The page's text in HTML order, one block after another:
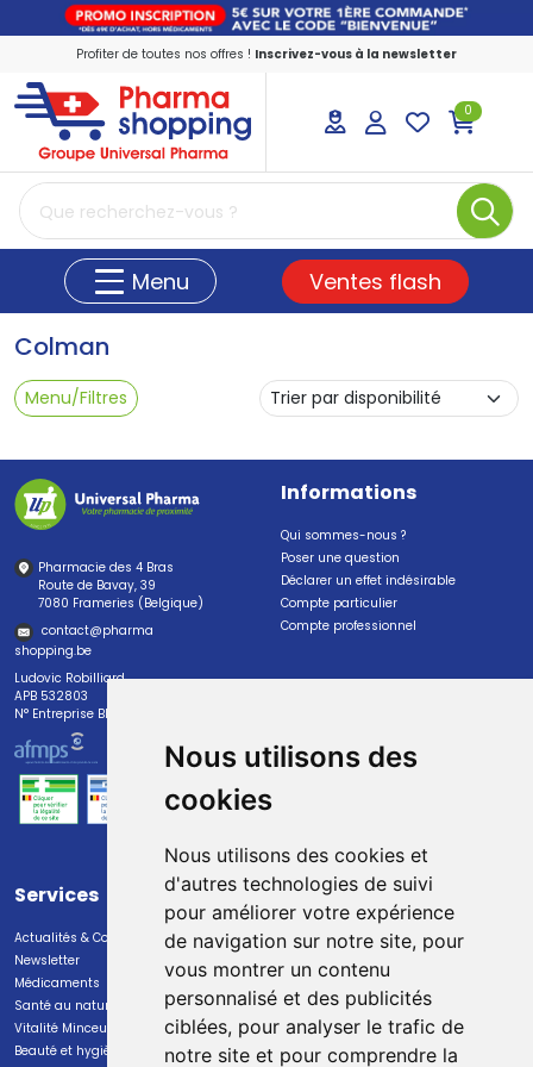
Nous utilisons des
cookies
Nous utilisons des cookies et
d'autres technologies de suivi
pour améliorer votre expérience
de navigation sur notre site, pour
vous montrer un contenu
personnalisé et des publicités
ciblées, pour analyser le trafic de
notre site et pour comprendre la
Profiter de toutes nos offres ! Inscrivez-vous à la newsletter
PharmaShopping Votre pharmacie en
0
Menu Ventes flash
Colman
Menu/Filtres
Pharmacie des 4 Bras
Route de Bavay, 39
7080 Frameries (Belgique)
contact@pharma
shopping.be
Ludovic Robilliard
APB 532803
N° Entreprise BE0447.382.113
Informations
Qui sommes-nous ?
Poser une question
Déclarer un effet indésirable
Compte particulier
Compte professionnel
Services
Actualités & Conseils
Newsletter
Médicaments
Santé au naturel
Vitalité Minceur Nutrition
Beauté et hygiène
Paiement
Paiement sécurisé